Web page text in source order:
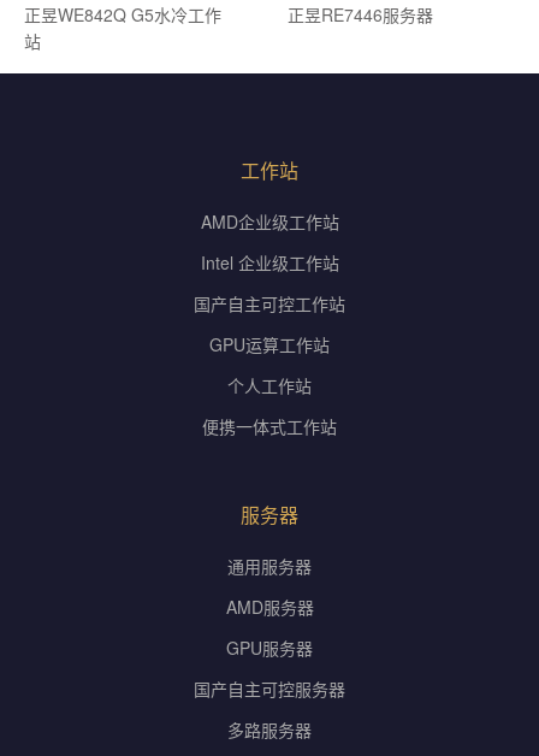
正昱WE842Q G5水冷工作
站
正昱RE7446服务器
工作站
AMD企业级工作站
Intel 企业级工作站
国产自主可控工作站
GPU运算工作站
个人工作站
便携一体式工作站
服务器
通用服务器
AMD服务器
GPU服务器
国产自主可控服务器
多路服务器